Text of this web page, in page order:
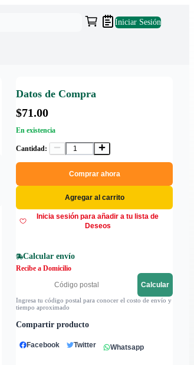
Iniciar Sesión
Datos de Compra
$71.00
En existencia
Cantidad:
Comprar ahora
Agregar al carrito
Inicia sesión para añadir a tu lista de
Deseos
Calcular envío
Recibe a Domicilio
Calcular
Ingresa tu código postal para conocer el costo de envío y
tiempo aproximado
Compartir producto
Facebook Twitter Whatsapp